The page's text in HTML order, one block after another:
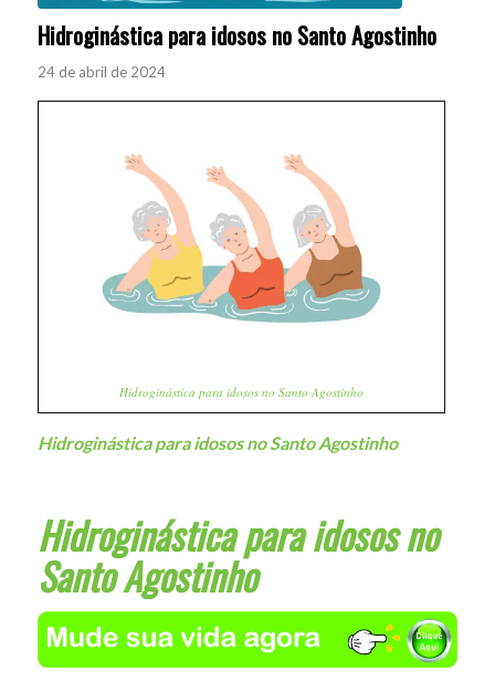
Hidroginástica para idosos no Santo Agostinho
24 de abril de 2024
Hidroginástica para idosos no Santo Agostinho
Hidroginástica para idosos no Santo Agostinho
Hidroginástica para idosos no
Santo Agostinho